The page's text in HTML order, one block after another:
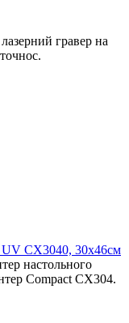
гравер на
CX3040, 30х46см
настольного
Compact CX304.